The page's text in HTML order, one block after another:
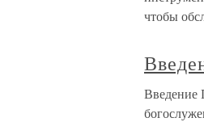
чтобы
Введение